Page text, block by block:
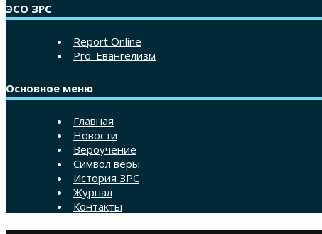
ЭСО ЗРС
Report Online
Pro: Евангелизм
Основное меню
Главная
Новости
Вероучение
Символ веры
История ЗРС
Журнал
Контакты